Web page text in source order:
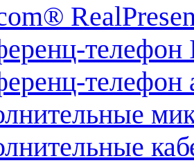
телефон
телефон